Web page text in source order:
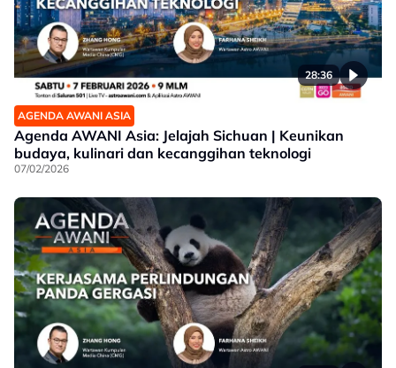
28:36
AGENDA AWANI ASIA
Agenda AWANI Asia: Jelajah Sichuan | Keunikan
budaya, kulinari dan kecanggihan teknologi
07/02/2026